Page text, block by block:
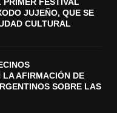
JUJEÑO, QUE SE
CULTURAL
AFIRMACIÓN DE
SOBRE LAS